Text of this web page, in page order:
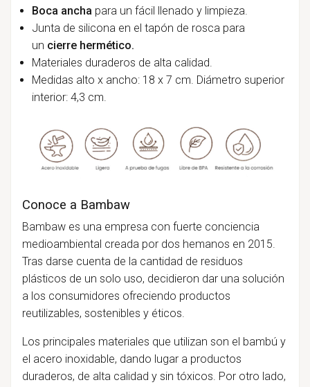
Boca ancha para un fácil llenado y limpieza.
Junta de silicona en el tapón de rosca para
un cierre hermético.
Materiales duraderos de alta calidad.
Medidas alto x ancho: 18 x 7 cm. Diámetro superior
interior: 4,3 cm.
Conoce a Bambaw
Bambaw es una empresa con fuerte conciencia
medioambiental creada por dos hemanos en 2015.
Tras darse cuenta de la cantidad de residuos
plásticos de un solo uso, decidieron dar una solución
a los consumidores ofreciendo productos
reutilizables, sostenibles y éticos.
Los principales materiales que utilizan son el bambú y
el acero inoxidable, dando lugar a productos
duraderos, de alta calidad y sin tóxicos. Por otro lado,